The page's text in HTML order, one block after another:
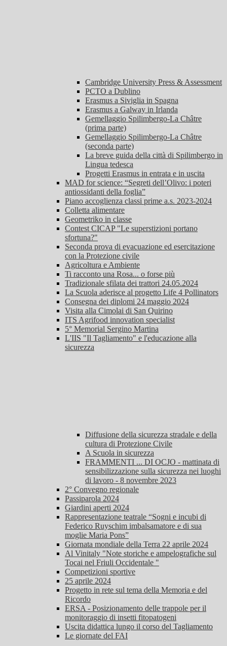
Cambridge University Press & Assessment
PCTO a Dublino
Erasmus a Siviglia in Spagna
Erasmus a Galway in Irlanda
Gemellaggio Spilimbergo-La Châtre
(prima parte)
Gemellaggio Spilimbergo-La Châtre
(seconda parte)
La breve guida della città di Spilimbergo in
Lingua tedesca
Progetti Erasmus in entrata e in uscita
MAD for science: “Segreti dell’Olivo: i poteri
antiossidanti della foglia”
Piano accoglienza classi prime a.s. 2023-2024
Colletta alimentare
Geometriko in classe
Contest CICAP "Le superstizioni portano
sfortuna?"
Seconda prova di evacuazione ed esercitazione
con la Protezione civile
Agricoltura e Ambiente
Ti racconto una Rosa... o forse più
Tradizionale sfilata dei trattori 24.05.2024
La Scuola aderisce al progetto Life 4 Pollinators
Consegna dei diplomi 24 maggio 2024
Visita alla Cimolai di San Quirino
ITS Agrifood innovation specialist
5° Memorial Sergino Martina
L'IIS "Il Tagliamento" e l'educazione alla
sicurezza
Diffusione della sicurezza stradale e della
cultura di Protezione Civile
A Scuola in sicurezza
FRAMMENTI ... DI OCJO - mattinata di
sensibilizzazione sulla sicurezza nei luoghi
di lavoro - 8 novembre 2023
2° Convegno regionale
Passiparola 2024
Giardini aperti 2024
Rappresentazione teatrale “Sogni e incubi di
Federico Ruyschim imbalsamatore e di sua
moglie Maria Pons”
Giornata mondiale della Terra 22 aprile 2024
Al Vinitaly "Note storiche e ampelografiche sul
Tocai nel Friuli Occidentale "
Competizioni sportive
25 aprile 2024
Progetto in rete sul tema della Memoria e del
Ricordo
ERSA - Posizionamento delle trappole per il
monitoraggio di insetti fitopatogeni
Uscita didattica lungo il corso del Tagliamento
Le giornate del FAI